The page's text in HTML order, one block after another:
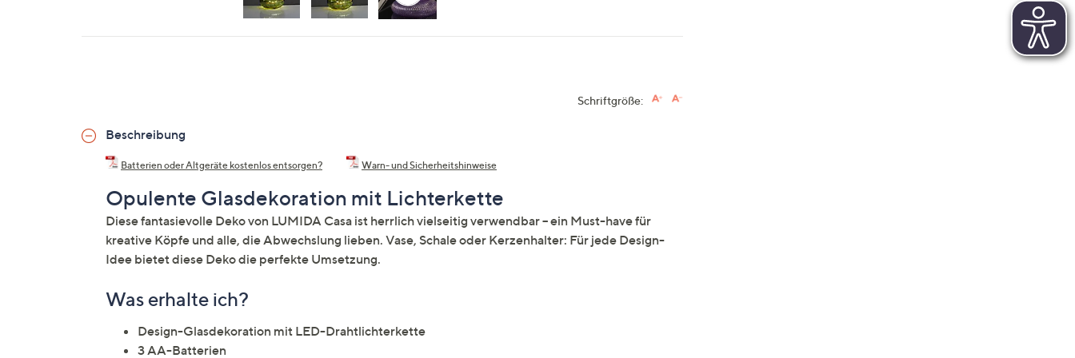
Schriftgröße:
Beschreibung
Batterien oder Altgeräte kostenlos entsorgen? Warn- und Sicherheitshinweise
Opulente Glasdekoration mit Lichterkette
Diese fantasievolle Deko von LUMIDA Casa ist herrlich vielseitig verwendbar – ein Must-have für
kreative Köpfe und alle, die Abwechslung lieben. Vase, Schale oder Kerzenhalter: Für jede Design-
Idee bietet diese Deko die perfekte Umsetzung.
Was erhalte ich?
Design-Glasdekoration mit LED-Drahtlichterkette
3 AA-Batterien